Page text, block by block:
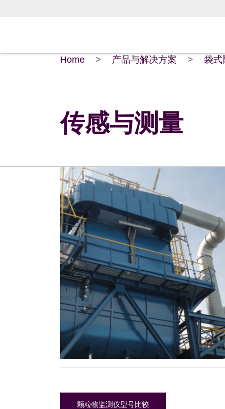
Home > 产品与解决方案 > 袋式
传感与测量
颗粒物监测仪型号比较